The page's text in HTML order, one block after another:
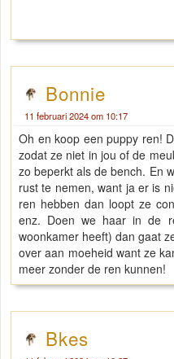
Bonnie
11 februari 2024 om 10:17
Oh en koop een puppy ren!
zodat ze niet in jou of de
zo beperkt als de bench. En
rust te nemen, want ja er is
ren hebben dan loopt ze
enz. Doen we haar in de
woonkamer heeft) dan gaat
over aan moeheid want ze
meer zonder de ren kunnen!
Bkes